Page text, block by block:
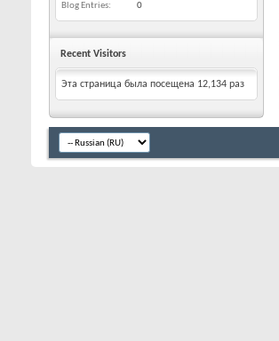
Blog Entries 0
Recent Visitors
Эта страница была посещена 12,134 раз